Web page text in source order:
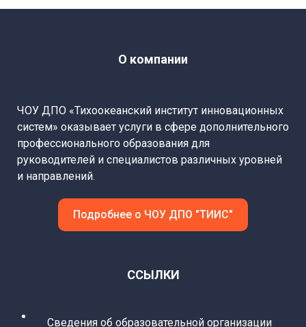
О компании
ЧОУ ДПО «Тихоокеанский институт инновационных
систем» оказывает услуги в сфере дополнительного
профессионального образования для
руководителей и специалистов различных уровней
и направлений.
Подробнее о ЧОУ ДПО "ТИИС"
ССЫЛКИ
Сведения об образовательной организации